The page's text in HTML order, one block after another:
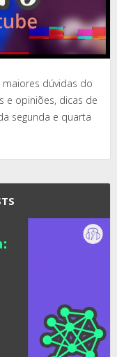
dúvidas do
e opiniões, dicas de
segunda e quarta